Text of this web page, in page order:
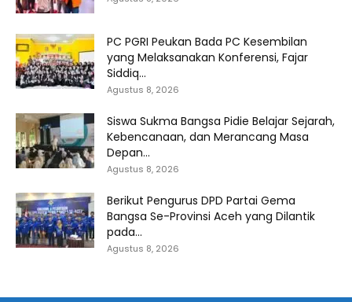
PC PGRI Peukan Bada PC Kesembilan
yang Melaksanakan Konferensi, Fajar
Siddiq...
Agustus 8, 2026
Siswa Sukma Bangsa Pidie Belajar Sejarah,
Kebencanaan, dan Merancang Masa
Depan...
Agustus 8, 2026
Berikut Pengurus DPD Partai Gema
Bangsa Se-Provinsi Aceh yang Dilantik
pada...
Agustus 8, 2026